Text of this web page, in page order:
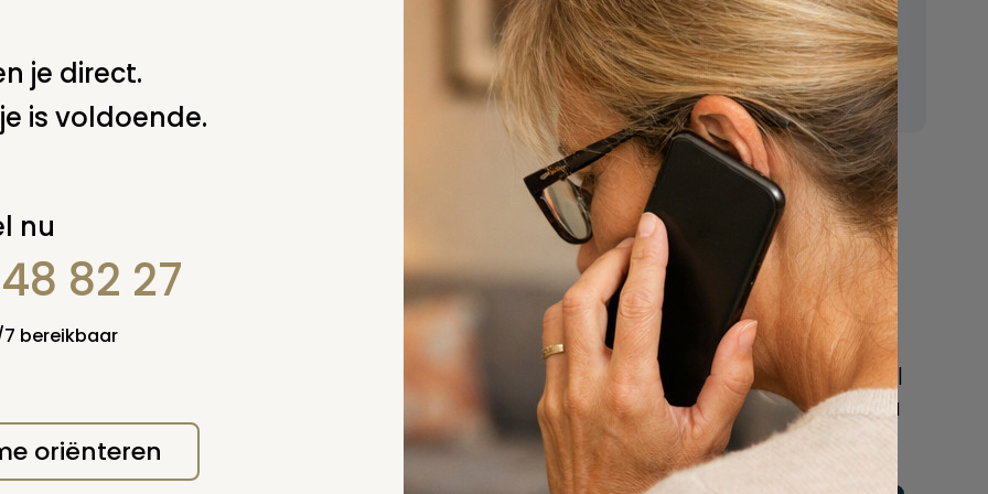
van der Putten
pagina
Spelregels
E-mail:
mr.vanderputten@gmail.com
Nu
een uitvaart
regelen
Beschrijf uw wensen
online of bel ons geheel
vrijblijvend voor hulp na
een overlijden.
je direct.
is voldoende.
nu
82 27
bereikbaar
oriënteren